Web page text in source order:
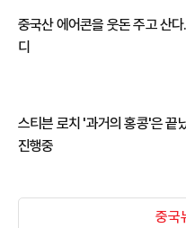
중국산 에어콘을 웃돈 주고 산
디
스티븐 로치 '과거의 홍콩'은 끝
진행중
중국